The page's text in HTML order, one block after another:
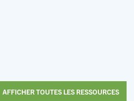
AFFICHER TOUTES LES RESSOURCES